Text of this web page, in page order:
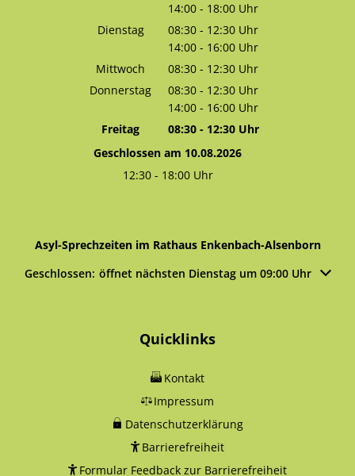
Von 08:30 bis 12:30 Uhr
14:00 - 18:00 Uhr
Von 14:00 bis 18:00 Uhr
Dienstag 08:30 - 12:30 Uhr
Von 08:30 bis 12:30 Uhr
14:00 - 16:00 Uhr
Von 14:00 bis 16:00 Uhr
Mittwoch 08:30 - 12:30 Uhr
Von 08:30 bis 12:30 Uhr
Donnerstag 08:30 - 12:30 Uhr
Von 08:30 bis 12:30 Uhr
14:00 - 16:00 Uhr
Von 14:00 bis 16:00 Uhr
Freitag 08:30- 12:30Uhr
Von 08:30 bis 12:30 Uhr
Geschlossen am 10.08.2026
12:30- 18:00Uhr
Asyl-Sprechzeiten im Rathaus Enkenbach-Alsenborn
Klicken, um weitere Öffnungs- oder Schließzeiten
Geschlossen: öffnet nächsten Dienstag um 09:00 Uhr
Quicklinks
Kontakt
Impressum
Datenschutzerklärung
Barrierefreiheit
Formular Feedback zur Barrierefreiheit